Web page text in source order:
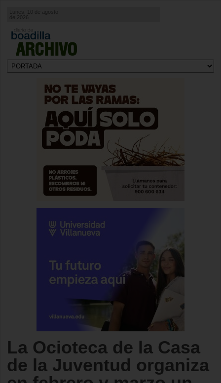
ARCHIVO
Lunes, 10 de agosto
La Ocioteca de la Casa
de la Juventud organiza